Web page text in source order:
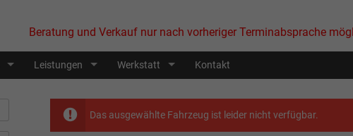
Beratung und Verkauf nur nach vorheriger Terminabsprache
Leistungen Werkstatt Kontakt
Das ausgewählte Fahrzeug ist leider nicht verfügbar.